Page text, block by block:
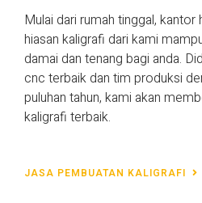
Mulai dari rumah tinggal,
hiasan kaligrafi dari kami
damai dan tenang bagi anda.
cnc terbaik dan tim produksi
puluhan tahun, kami akan
kaligrafi terbaik.
JASA PEMBUATAN KALIGRAFI